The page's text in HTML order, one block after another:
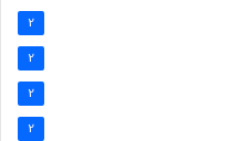
2
2
2
2